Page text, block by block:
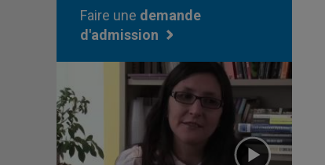
Faire une demande
d'admission